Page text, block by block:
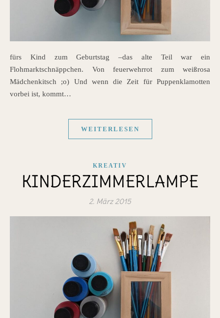
fürs Kind zum Geburtstag –das alte Teil war ein
Flohmarktschnäppchen. Von feuerwehrrot zum weißrosa
Mädchenkitsch ;o) Und wenn die Zeit für Puppenklamotten
vorbei ist, kommt…
WEITERLESEN
KREATIV
KINDERZIMMERLAMPE
2. März 2015